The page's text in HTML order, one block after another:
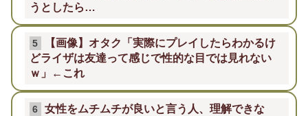
うとしたら…
5
【画像】オタク「実際にプレイしたらわかるけ
どライザは友達って感じで性的な目では見れない
ｗ」←これ
6
女性をムチムチが良いと言う人、理解できな